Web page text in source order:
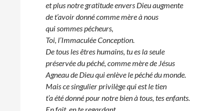
et plus notre gratitude envers Dieu augmente
de t’avoir donné comme mère à nous
qui sommes pécheurs,
Toi, l’Immaculée Conception.
De tous les êtres humains, tu es la seule
préservée du péché, comme mère de Jésus
Agneau de Dieu qui enlève le péché du monde.
Mais ce singulier privilège qui est le tien
t’a été donné pour notre bien à tous, tes enfants.